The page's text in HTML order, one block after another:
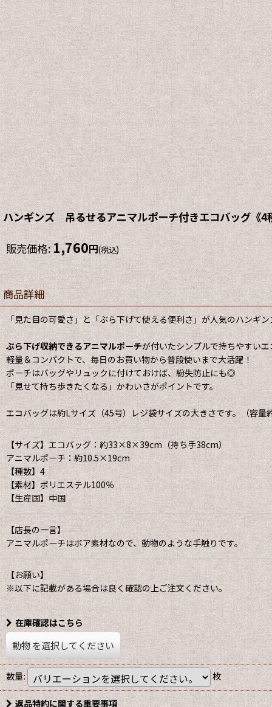
ハンギンズ 吊るせるアニマルポーチ付きエコバッグ
販売価格:1,760円(税込)
商品詳細
「見た目の可愛さ」と「ぶら下げて使える便利さ」が人気のハンギ
ぶら下げ収納できるアニマルポーチが付いたシンプルで持ちやすいエ
軽量＆コンパクトで、毎日のお買い物から普段使いまで大活躍！
ポーチはバッグやリュックに付けておけば、紛失防止にも◎
「見せて持ち歩きたくなる」かわいさがポイントです。
エコバッグは約Lサイズ（45号）レジ袋サイズの大きさです。（容量
【サイズ】エコバッグ：約33×8×39cm（持ち手38cm）
アニマルポーチ：約10.5×19cm
【種数】4
【素材】ポリエステル100％
【生産国】中国
【店長の一言】
アニマルポーチはボア素材なので、動物のような手触りです。
【お願い】
※以下に記載がある場合は良く確認の上ご注文ください。
在庫確認はこちら
動物を選択してください
数量: 枚
返品特約に関する重要事項